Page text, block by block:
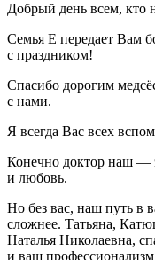
Добрый день всем, кто
Семья Е передает Вам
с праздником!
Спасибо дорогим
с нами.
Я всегда Вас всех
Конечно доктор наш —
и любовь.
Но без вас, наш путь в
сложнее. Татьяна,
Наталья Николаевна,
и ваш